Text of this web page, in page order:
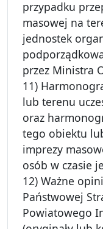
przypadku
masowej na
jednostek
przez Ministra
11)
lub terenu
oraz
tego obiektu
imprezy
osób w czasie
12) Ważne
Państwowej
Powiatowego